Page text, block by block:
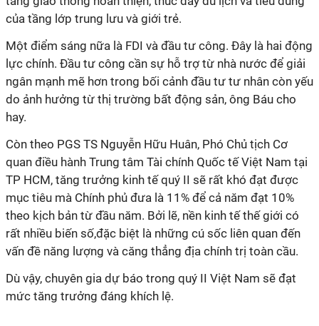
của tầng lớp trung lưu và giới trẻ.
Một điểm sáng nữa là FDI và đầu tư công. Đây là hai động
lực chính. Đầu tư công cần sự hỗ trợ từ nhà nước để giải
ngân mạnh mẽ hơn trong bối cảnh đầu tư tư nhân còn yếu
do ảnh hưởng từ thị trường bất động sản, ông Báu cho
hay.
Còn theo PGS TS Nguyễn Hữu Huân, Phó Chủ tịch Cơ
quan điều hành Trung tâm Tài chính Quốc tế Việt Nam tại
TP HCM, tăng trưởng kinh tế quý II sẽ rất khó đạt được
mục tiêu mà Chính phủ đưa là 11% để cả năm đạt 10%
theo kịch bản từ đầu năm. Bởi lẽ, nền kinh tế thế giới có
rất nhiều biến số,đặc biệt là những cú sốc liên quan đến
vấn đề năng lượng và căng thẳng địa chính trị toàn cầu.
Dù vậy, chuyên gia dự báo trong quý II Việt Nam sẽ đạt
mức tăng trưởng đáng khích lệ.